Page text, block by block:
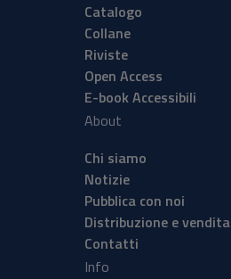
Catalogo
Collane
Riviste
Open Access
E-book Accessibili
About
Chi siamo
Notizie
Pubblica con noi
Distribuzione e vendita
Contatti
Info